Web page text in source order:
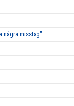
några misstag"